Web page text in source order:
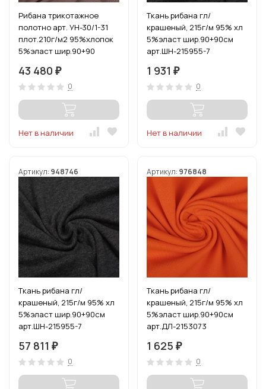
Рибана трикотажное
полотно арт. УН-30/1-31
плот.210г/м2 95%хлопок
5%эласт шир.90+90
(1кг-2,4м)
43 480 ₽
0
Нет в наличии
Ткань рибана гл/
крашеный, 215г/м 95% хл
5%эласт шир.90+90см
арт.ШН-215955-7
1 931 ₽
0
Нет в наличии
Артикул: 948746
Ткань рибана гл/
крашеный, 215г/м 95% хл
5%эласт шир.90+90см
арт.ШН-215955-7
57 811 ₽
0
Артикул: 976848
Ткань рибана гл/
крашеный, 215г/м 95% хл
5%эласт шир.90+90см
арт.ДЛ-2153073
(1кг-2,52м)
1 625 ₽
0